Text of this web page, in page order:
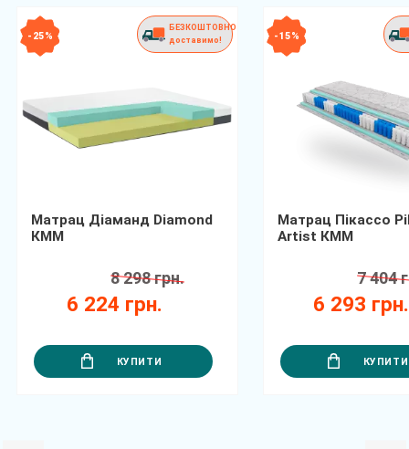
- 25 %
БЕЗКОШТОВНО
доставимо!
Матрац Діаманд Diamond
КММ
6 224 грн.
8 298 грн.
КУПИТИ
- 15 %
Матрац Пікассо
Artist КММ
6 293
7 404
КУПИТИ